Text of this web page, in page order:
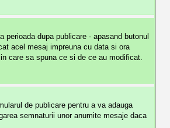
dupa publicare - apasand butonul
acel mesaj impreuna cu data si ora
care sa spuna ce si de ce au modificat.
de publicare pentru a va adauga
semnaturii unor anumite mesaje daca